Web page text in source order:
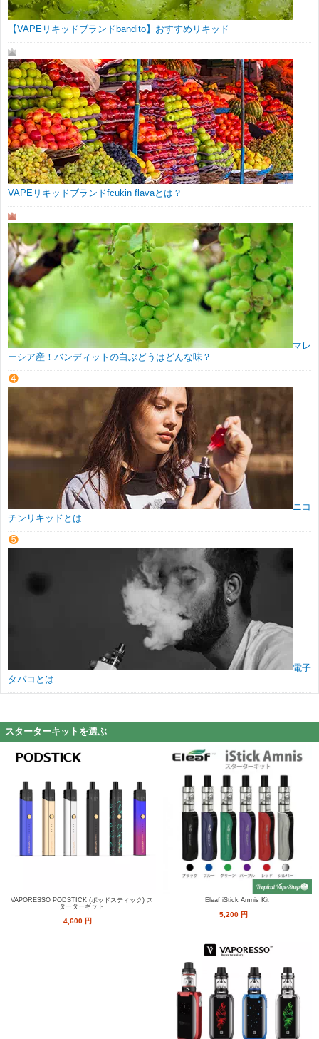
【VAPEリキッドブランドbandito】おすすめリキッド
VAPEリキッドブランドfcukin flavaとは？
マレ
ーシア産！バンディットの白ぶどうはどんな味？
ニコ
チンリキッドとは
電子
タバコとは
スターターキットを選ぶ
VAPORESSO PODSTICK (ポッドスティック) ス
ターターキット
4,600 円
Eleaf iStick Amnis Kit
5,200 円